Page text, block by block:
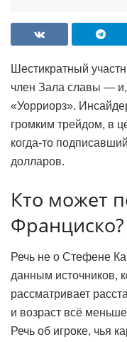
Шестикратный
член Зала славы —
«Уорриорз».
громким трейдом, в
когда-то
долларов.
Кто может
Франциско?
Речь не о Стефене
данным источников,
рассматривает
и возраст всё
Речь об игроке, чья